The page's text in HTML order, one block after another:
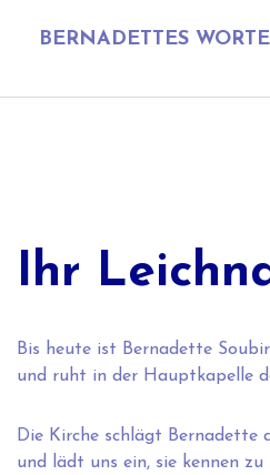
BERNADETTES WORTE
Ihr
Bis heute ist Bernadette
und ruht in der Hauptkapelle
Die Kirche schlägt Bernadette
und lädt uns ein, sie kennen zu